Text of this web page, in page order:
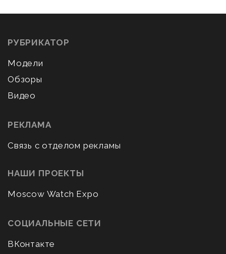
РУБРИКАТОР
Модели
Обзоры
Видео
РЕКЛАМА
Связь с отделом рекламы
НАШИ ПРОЕКТЫ
Moscow Watch Expo
СОЦИАЛЬНЫЕ СЕТИ
ВКонтакте